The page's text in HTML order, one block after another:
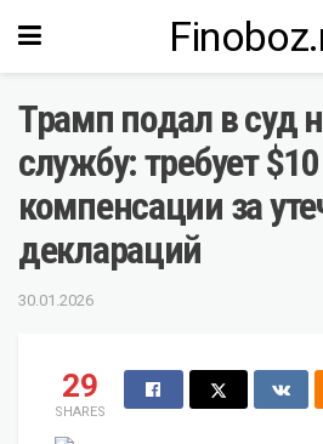
Трамп подал в суд
службу: требует
компенсации за
деклараций
30.01.2026
29
SHARES